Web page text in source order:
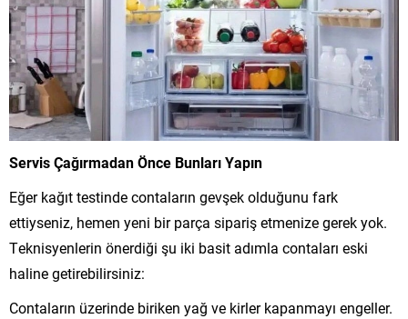
Servis Çağırmadan Önce Bunları Yapın
Eğer kağıt testinde contaların gevşek olduğunu fark
ettiyseniz, hemen yeni bir parça sipariş etmenize gerek yok.
Teknisyenlerin önerdiği şu iki basit adımla contaları eski
haline getirebilirsiniz:
Contaların üzerinde biriken yağ ve kirler kapanmayı engeller.